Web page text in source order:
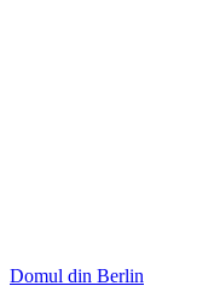
Domul din Berlin